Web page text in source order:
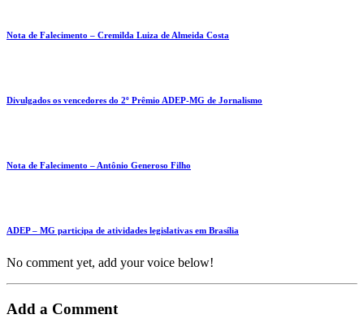
Nota de Falecimento – Cremilda Luiza de Almeida Costa
Divulgados os vencedores do 2º Prêmio ADEP-MG de Jornalismo
Nota de Falecimento – Antônio Generoso Filho
ADEP – MG participa de atividades legislativas em Brasília
No comment yet, add your voice below!
Add a Comment